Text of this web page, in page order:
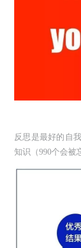
反思是最好的自
知识（990个会被